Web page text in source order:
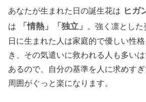
あなたが生まれた日の誕生花は ヒガ
は
「情熱」「独立」
。強く凛とし
日に生まれた人は家庭的で優しい性
き、その気遣いに救われる人も多い
あるので、自分の基準を人に求めす
周囲がぐっと楽になります。